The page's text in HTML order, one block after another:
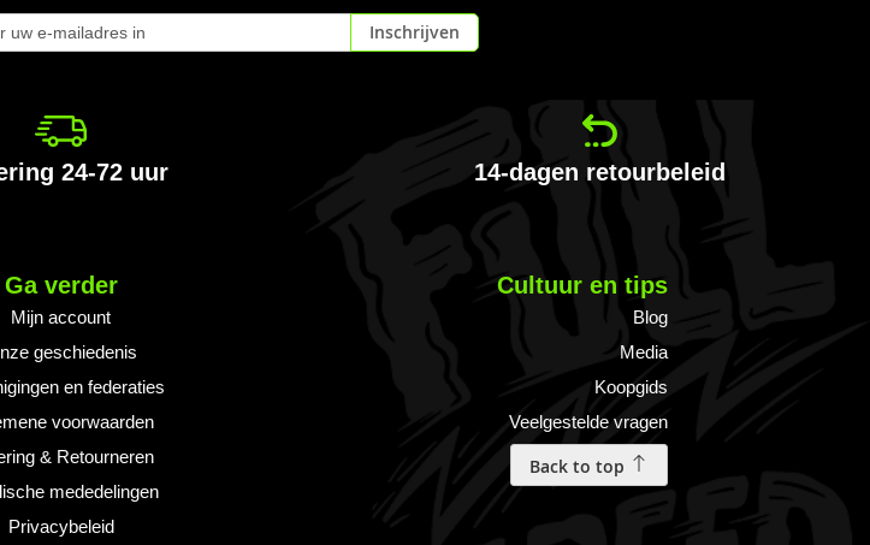
Inschrijven
24-72 uur 14-dagen retourbeleid
Ga verder
Mijn account
geschiedenis
en federaties
voorwaarden
& Retourneren
mededelingen
Privacybeleid
Cultuur en tips
Blog
Media
Koopgids
Veelgestelde vragen
Back to top